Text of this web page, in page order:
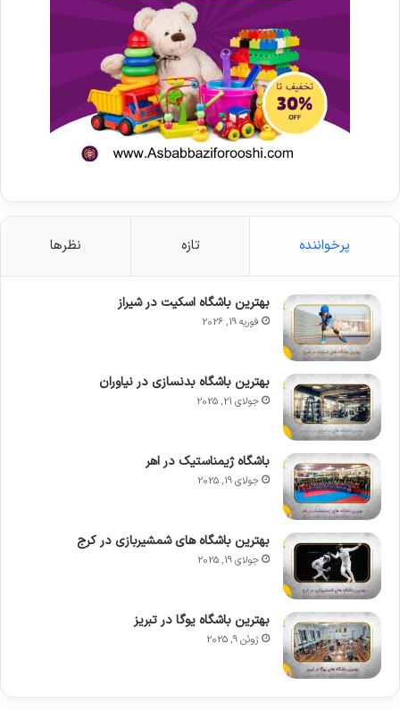
پرخواننده تازه نظرها
بهترین باشگاه اسکیت در شیراز
فوریه 19, 2026
بهترین باشگاه بدنسازی در نیاوران
جولای 21, 2025
باشگاه ژیمناستیک در اهر
جولای 19, 2025
بهترین باشگاه های شمشیربازی در کرج
جولای 19, 2025
بهترین باشگاه یوگا در تبریز
ژوئن 9, 2025